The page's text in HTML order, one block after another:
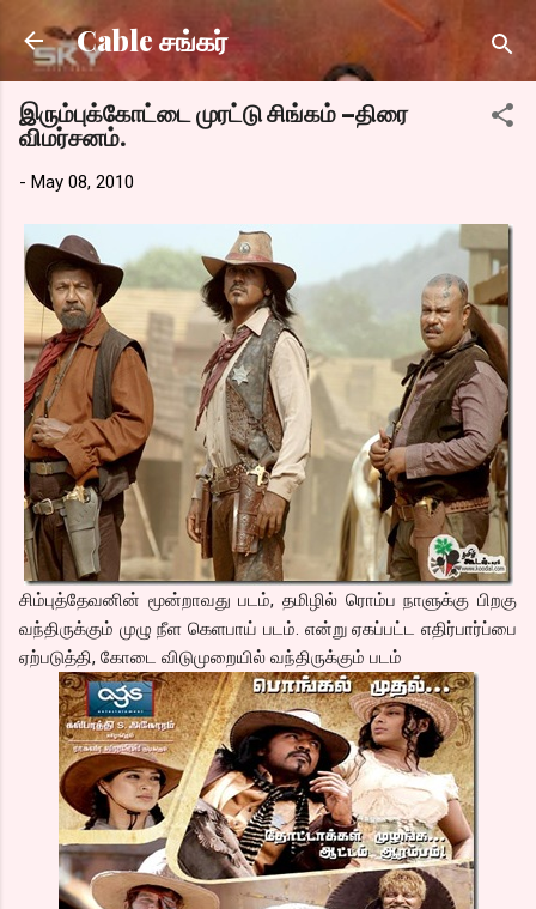
Skip to main content
Cable சங்கர்
இரும்புக்கோட்டை முரட்டு சிங்கம் –திரை
விமர்சனம்.
- May 08, 2010
சிம்புத்தேவனின் மூன்றாவது படம், தமிழில் ரொம்ப நாளுக்கு பிறகு
வந்திருக்கும் முழு நீள கெளபாய் படம். என்று ஏகப்பட்ட எதிர்பார்ப்பை
ஏற்படுத்தி, கோடை விடுமுறையில் வந்திருக்கும் படம்